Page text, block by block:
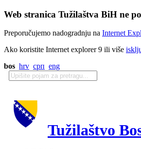
Web stranica Tužilaštva BiH ne
Preporučujemo nadogradnju na Internet
Ako koristite Internet explorer 9 ili više
bos hrv срп eng
Tužilaštvo